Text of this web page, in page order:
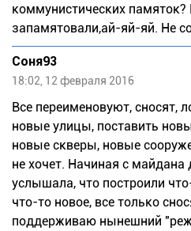
коммунистических памяток?
запамятовали,ай-яй-яй. Не
Соня93
18:02, 12 февраля 2016
Все переименовуют, сносят,
новые улицы, поставить
новые скверы, новые
не хочет. Начиная с майдана
услышала, что построили
что-то новое, все только
поддерживаю нынешний